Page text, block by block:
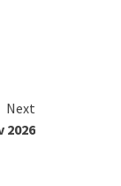
Next
2026